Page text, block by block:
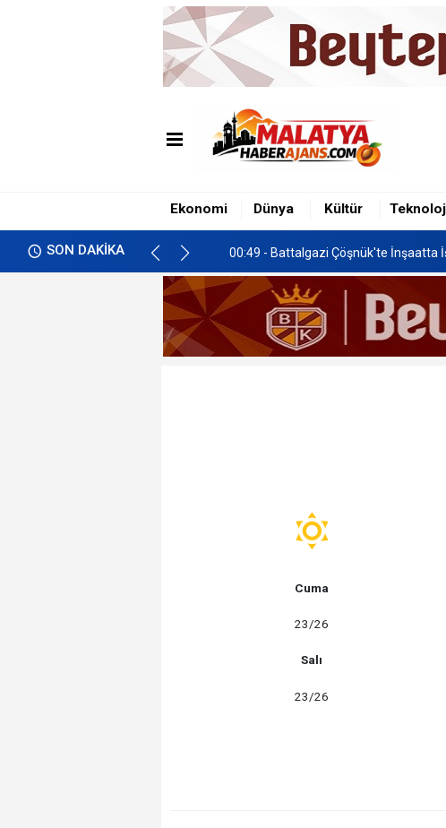
Ekonomi Dünya Kültür
SON DAKİKA
00:49 - Battalgazi Çöşnük'te İnşaatta
00:58 - Malatya’da Gastronomi
00:49 - Battalgazi Çöşnük'te İnşaatta
01:00 - İkizce'de Freni Boşalan
Cuma
23/26
Salı
23/26